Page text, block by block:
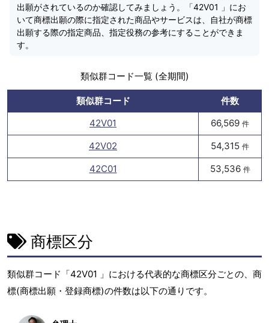
出願がされているのか確認してみましょう。「42V01 」にお
いて商標出願の際に指定された商品やサービスは、自社が商標
出願する際の指定商品、指定役務の参考にすることができま
す。
類似群コード一覧 (全期間)
類似群コード
件数
42V01
66,569 件
42V02 54,315 件
42C01 53,536 件
商標区分
類似群コード「42V01 」における代表的な商標区分ごとの、商
標(商標出願・登録商標)の件数は以下の通りです。